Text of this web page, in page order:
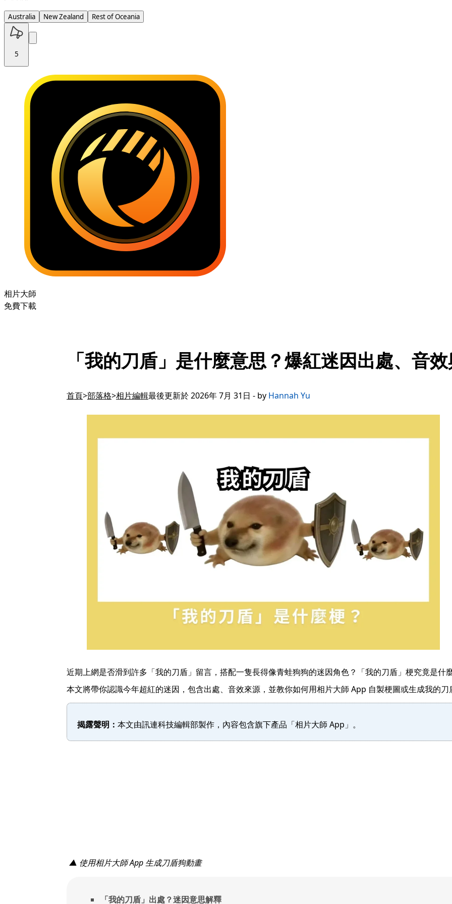
Australia New Zealand Rest of Oceania
5
相片大師
免費下載
「我的刀盾」是什麼意思？爆紅迷因出處、音
首頁 部落格 相片編輯最後更新於 2026年 7月 31日 - by Hannah Yu
近期上網是否滑到許多「我的刀盾」留言，搭配一隻長得像青蛙狗狗的迷因角色？「我的刀盾」梗究竟是什
本文將帶你認識今年超紅的迷因，包含出處、音效來源，並教你如何用相片大師 App 自製梗圖或生成我的刀
揭露聲明： 本文由訊連科技編輯部製作，內容包含旗下產品「相片大師 App」。
▲ 使用相片大師 App 生成刀盾狗動畫
「我的刀盾」出處？迷因意思解釋